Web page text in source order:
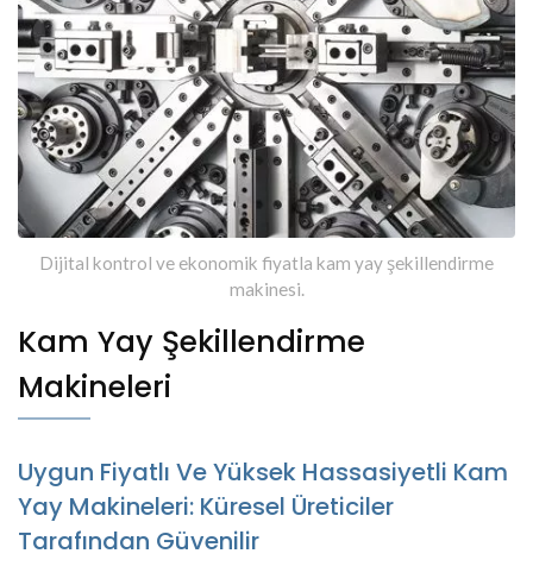
Dijital kontrol ve ekonomik fiyatla kam yay şekillendirme
makinesi.
Kam Yay Şekillendirme
Makineleri
Uygun Fiyatlı Ve Yüksek Hassasiyetli Kam
Yay Makineleri: Küresel Üreticiler
Tarafından Güvenilir